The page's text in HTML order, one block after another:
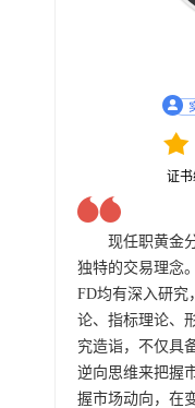
证书
现任职黄金
独特的交易理念
FD均有深入研究
论、指标理论、
究造诣，不仅具
逆向思维来把握
握市场动向，在